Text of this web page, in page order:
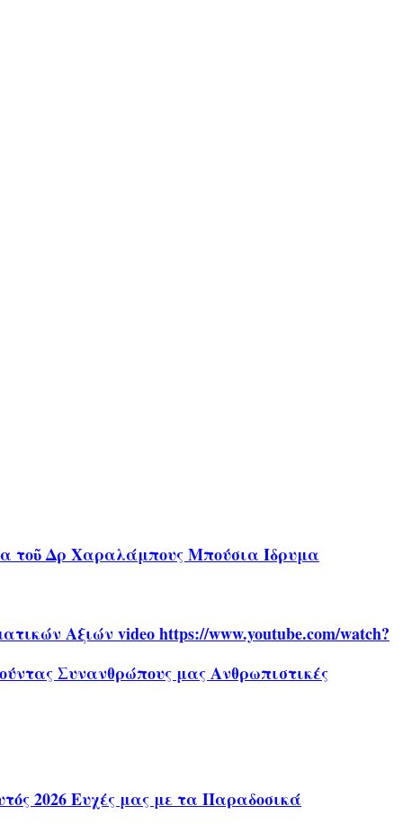
τοῦ Δρ Χαραλάμπους Μπούσια Ίδρυμα
Αξιών video https://www.youtube.com/watch?
Συνανθρώπους μας Ανθρωπιστικές
2026 Ευχές μας με τα Παραδοσικά